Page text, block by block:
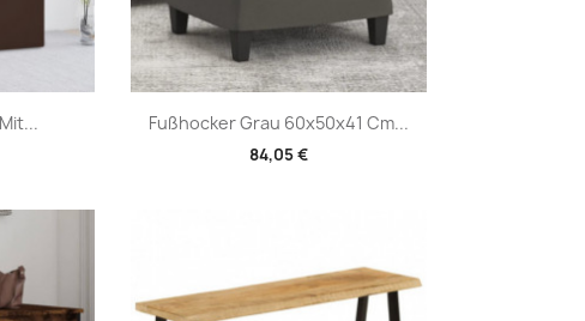
Fußhocker Grau 60x50x41 Cm...
84,05 €
Vorschau